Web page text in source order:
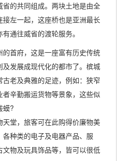
的共同组成。两块土地是由全
左一起，这座桥也是亚洲最长
通往威省的渡轮服务。
首府，这是一座富有历史传统
发展成现代化的都市了。槟城
老及典雅的足迹，例如：狭窄
辛勤搬运货物等景象，这些似
蟆?
堂，旅客可在此购得价廉物美
种类的电子及电器产品、服
物及玩具饰品等，皆可以很低